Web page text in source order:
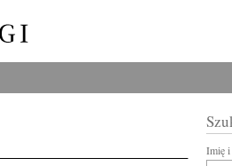
Imię i